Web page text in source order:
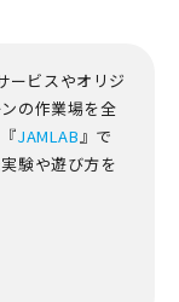
ービスやオリジ
の作業場を全
JAMLAB』で
験や遊び方を